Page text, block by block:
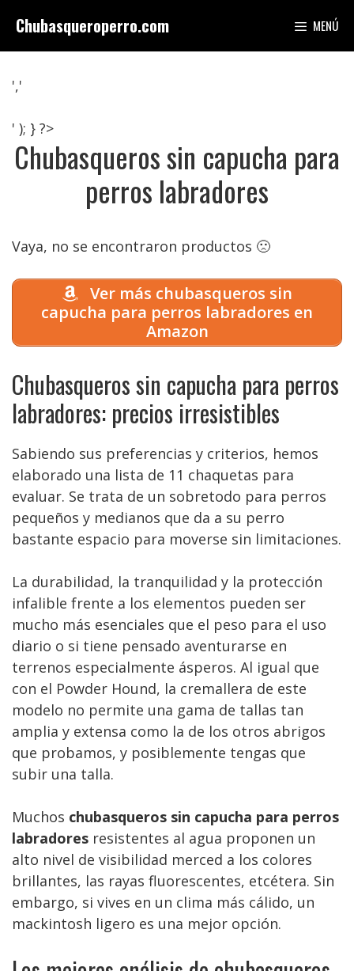
contenido
Chubasqueroperro.com MENÚ
','
' ); } ?>
Chubasqueros sin capucha para
perros labradores
Vaya, no se encontraron productos 🙁
Ver más chubasqueros sin
capucha para perros labradores en
Amazon
Chubasqueros sin capucha para perros
labradores: precios irresistibles
Sabiendo sus preferencias y criterios, hemos
elaborado una lista de 11 chaquetas para
evaluar. Se trata de un sobretodo para perros
pequeños y medianos que da a su perro
bastante espacio para moverse sin limitaciones.
La durabilidad, la tranquilidad y la protección
infalible frente a los elementos pueden ser
mucho más esenciales que el peso para el uso
diario o si tiene pensado aventurarse en
terrenos especialmente ásperos. Al igual que
con el Powder Hound, la cremallera de este
modelo no permite una gama de tallas tan
amplia y extensa como la de los otros abrigos
que probamos, y posiblemente tengas que
subir una talla.
Muchos chubasqueros sin capucha para perros
labradores resistentes al agua proponen un
alto nivel de visibilidad merced a los colores
brillantes, las rayas fluorescentes, etcétera. Sin
embargo, si vives en un clima más cálido, un
mackintosh ligero es una mejor opción.